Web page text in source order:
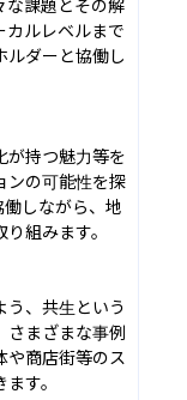
カルレベルまで
ルダーと協働し
が持つ魅力等を
ンの可能性を探
しながら、地
組みます。
う、共生という
さまざまな事例
や商店街等のス
す。